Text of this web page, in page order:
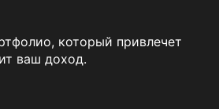
который привлечет
ваш доход.